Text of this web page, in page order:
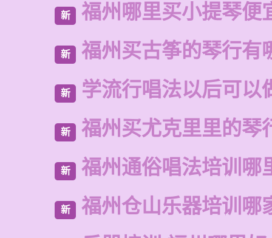
新 福州哪里买小提琴便
新 福州买古筝的琴行有
新 学流行唱法以后可以
新 福州买尤克里里的琴
新 福州通俗唱法培训哪
新
福州仓山乐器培训哪